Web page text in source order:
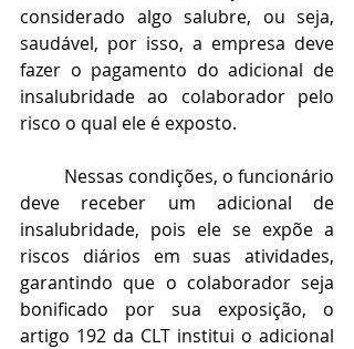
considerado algo salubre, ou seja,
saudável, por isso, a empresa deve
fazer o pagamento do adicional de
insalubridade ao colaborador pelo
risco o qual ele é exposto.
deve receber um adicional de
insalubridade, pois ele se expõe a
riscos diários em suas atividades,
garantindo que o colaborador seja
bonificado por sua exposição, o
artigo 192 da CLT institui o adicional